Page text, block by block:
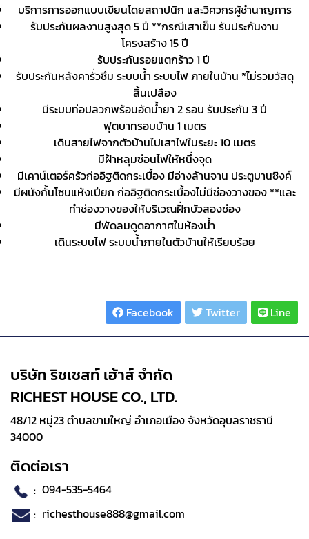
บริการการออกแบบเขียนโดยสถาปนิก และวิศวกรผู้ชำนาญการ
รับประกันผลงานสูงสุด 5 ปี **กรณีเสาเข็ม รับประกันงาน
โครงสร้าง 15 ปี
รับประกันรอยแตกร้าว 1 ปี
รับประกันหลังคารั่วซึม ระบบน้ำ ระบบไฟ ภายในบ้าน *ไม่รวมวัสดุ
สิ้นเปลือง
มีระบบท่อปลวกพร้อมอัดน้ำยา 2 รอบ รับประกัน 3 ปี
ฟุตบาทรอบบ้าน 1 เมตร
เดินสายไฟจากตัวบ้านไปเสาไฟในระยะ 10 เมตร
มีฝ้าหลุมซ่อนไฟให้หนึ่งจุด
มีเคาน์เตอร์ครัวก่ออิฐติดกระเบื้อง มีอ่างล้านจาน ประตูบานซิงค์
มีผนังกั้นโซนแห้งเปียก ก่ออิฐติดกระเบื้องไม่มีช่องวางของ **และ
ทำช่องวางของให้บริเวณฝั่กบัวสองช่อง
มีพัดลมดูดอากาศในห้องน้ำ
เดินระบบไฟ ระบบน้ำภายในตัวบ้านให้เรียบร้อย
Facebook Twitter Line
บริษัท ริชเชสท์ เฮ้าส์ จำกัด
RICHEST HOUSE CO., LTD.
48/12 หมู่23 ตำบลขามใหญ่ อำเภอเมือง จังหวัดอุบลราชธานี
34000
ติดต่อเรา
: 094-535-5464
: richesthouse888@gmail.com